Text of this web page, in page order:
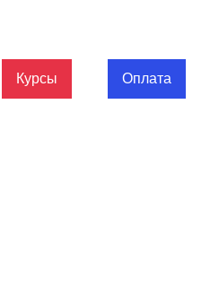
Курсы Оплата